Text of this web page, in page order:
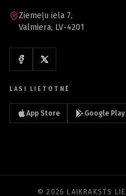
Ziemeļu iela 7,
Valmiera, LV-4201
LASI LIETOTNĒ
App Store Google Play
© 2026 LAIKRAKSTS